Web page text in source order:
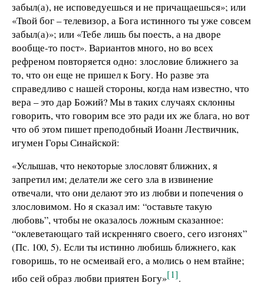
забыл(а), не исповедуешься и не причащаешься»; или
«Твой бог – телевизор, а Бога истинного ты уже совсем
забыл(а)»; или «Тебе лишь бы поесть, а на дворе
вообще-то пост». Вариантов много, но во всех
рефреном повторяется одно: злословие ближнего за
то, что он еще не пришел к Богу. Но разве эта
справедливо с нашей стороны, когда нам известно, что
вера – это дар Божий? Мы в таких случаях склонны
говорить, что говорим все это ради их же блага, но вот
что об этом пишет преподобный Иоанн Лествичник,
игумен Горы Синайской:
«Услышав, что некоторые злословят ближних, я
запретил им; делатели же сего зла в извинение
отвечали, что они делают это из любви и попечения о
злословимом. Но я сказал им: “оставьте такую
любовь”, чтобы не оказалось ложным сказанное:
“оклеветающаго тай искренняго своего, сего изгонях”
(Пс. 100, 5). Если ты истинно любишь ближнего, как
говоришь, то не осмеивай его, а молись о нем втайне;
ибо сей образ любви приятен Богу»[1].